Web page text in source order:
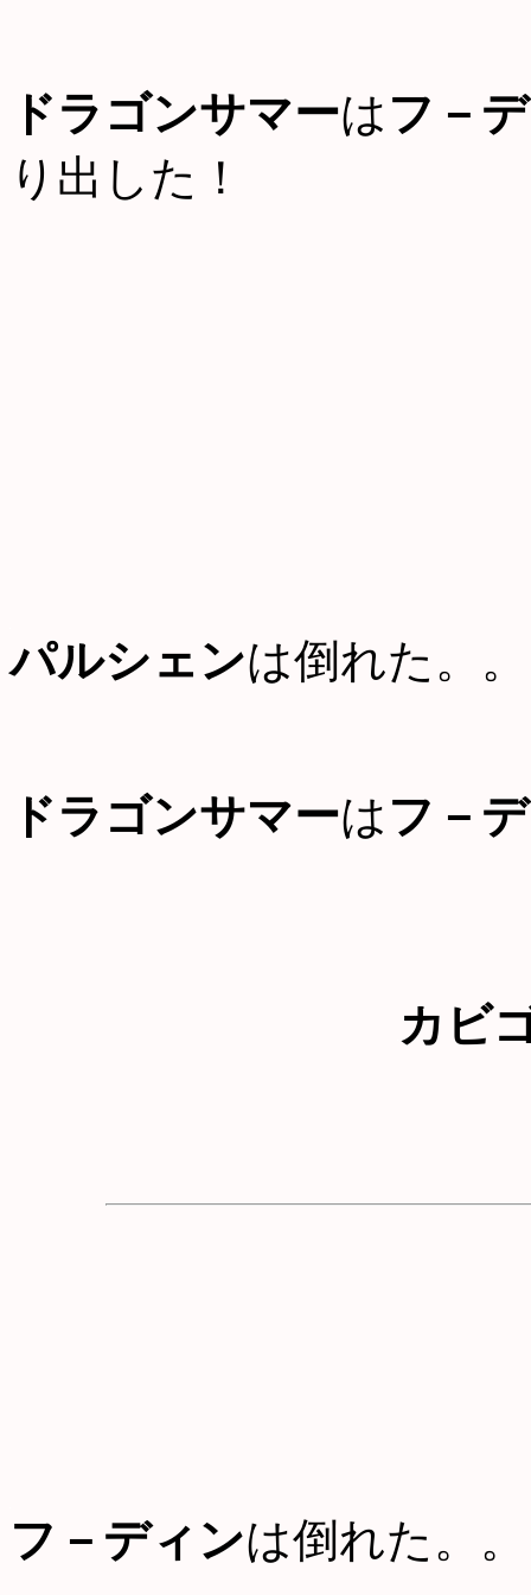
ドラゴンサマーはフ－
り出した！
パルシェンは倒れた。。
ドラゴンサマーはフ－
カビ
フ－ディンは倒れた。。